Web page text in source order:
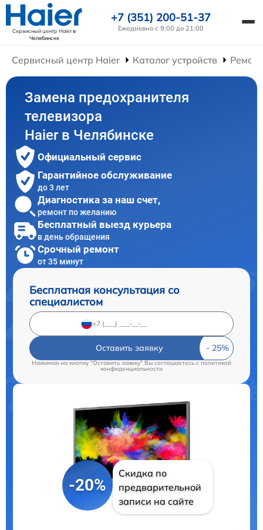
Сервисный центр Haierв
Челябинске
+7 (351) 200-51-37
Ежедневно с 9:00 до 21:00
Сервисный центр Haier Каталог устройств
Замена предохранителя
телевизора
Haier в Челябинске
Официальный сервис
Гарантийное обслуживание
до 3 лет
Диагностика за наш счет,
ремонт по желанию
Бесплатный выезд курьера
в день обращения
Срочный ремонт
от 35 минут
Бесплатная консультация со
специалистом
Оставить заявку
Нажимая на кнопку "Оставить заявку" Вы соглашаетесь cполитикой
конфиденциальности
-20%
Скидка по
предварительной
записи на сайте